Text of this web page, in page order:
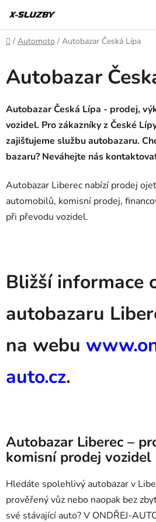
na
obsah
Domů
/ Automoto / Autobazar Česká Lípa
Autobazar
Autobazar Česká Lípa - prodej,
vozidel. Pro zákazníky z České
zajišťujeme službu autobazaru.
bazaru? Neváhejte nás
Autobazar Liberec nabízí prodej
automobilů, komisní prodej,
při převodu vozidel.
Bližší informace
autobazaru
na webu
auto.cz.
Autobazar Liberec –
komisní prodej vozidel
Hledáte spolehlivý autobazar v
prověřený vůz nebo naopak bez
své stávající auto? V ONDŘEJ-